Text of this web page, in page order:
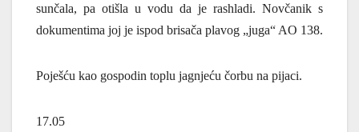
sunčala, pa otišla u vodu da je rashladi. Novčanik s
dokumentima joj je ispod brisača plavog „juga“ AO 138.
Poješću kao gospodin toplu jagnjeću čorbu na pijaci.
17.05